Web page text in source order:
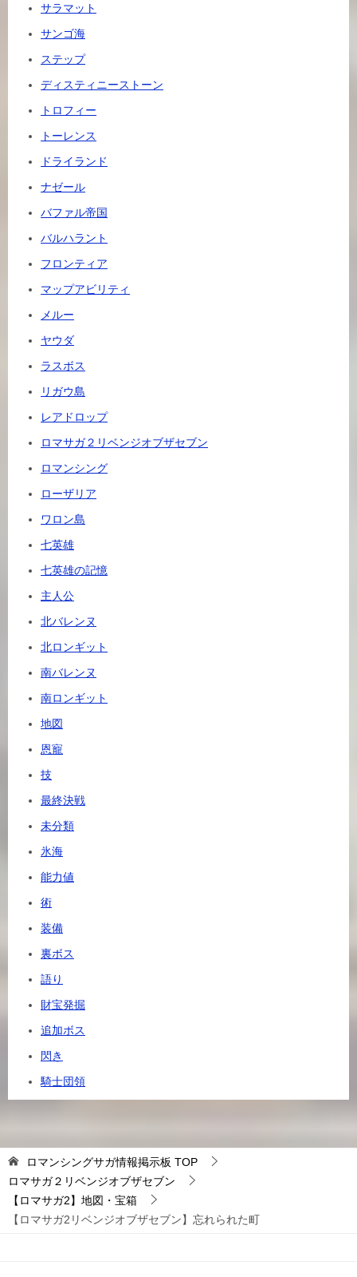
サラマット
サンゴ海
ステップ
ディスティニーストーン
トロフィー
トーレンス
ドライランド
ナゼール
バファル帝国
バルハラント
フロンティア
マップアビリティ
メルー
ヤウダ
ラスボス
リガウ島
レアドロップ
ロマサガ２リベンジオブザセブン
ロマンシング
ローザリア
ワロン島
七英雄
七英雄の記憶
主人公
北バレンヌ
北ロンギット
南バレンヌ
南ロンギット
地図
恩寵
技
最終決戦
未分類
氷海
能力値
術
装備
裏ボス
語り
財宝発掘
追加ボス
閃き
騎士団領
ロマンシングサガ情報掲示板 TOP
ロマサガ２リベンジオブザセブン
【ロマサガ2】地図・宝箱
【ロマサガ2リベンジオブザセブン】忘れられた町